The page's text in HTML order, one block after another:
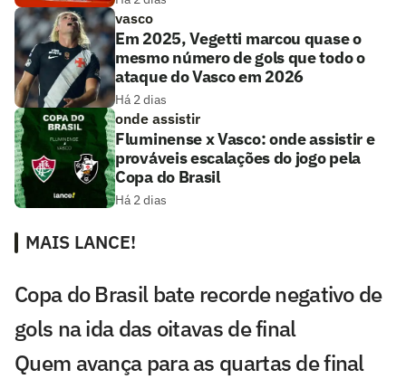
vasco
Em 2025, Vegetti marcou quase o
mesmo número de gols que todo o
ataque do Vasco em 2026
Há 2 dias
onde assistir
Fluminense x Vasco: onde assistir e
prováveis escalações do jogo pela
Copa do Brasil
Há 2 dias
MAIS LANCE!
Copa do Brasil bate recorde negativo de
gols na ida das oitavas de final
Quem avança para as quartas de final